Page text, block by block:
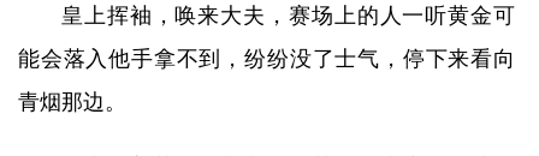
皇上挥袖，唤来大夫，赛场上的人一听黄金可
能会落入他手拿不到，纷纷没了士气，停下来看向
青烟那边。